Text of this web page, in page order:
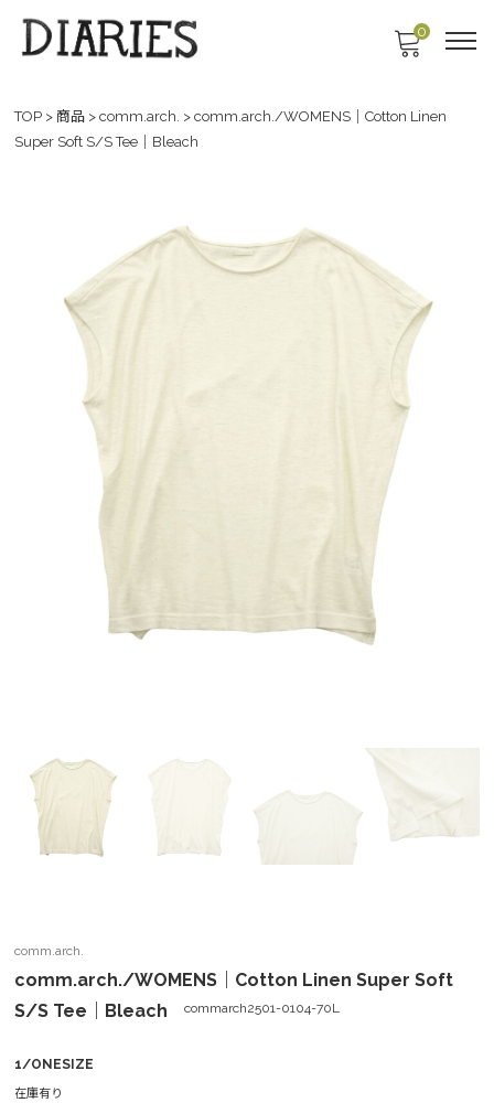
0
TOP > 商品 > comm.arch. > comm.arch./WOMENS｜Cotton Linen
Super Soft S/S Tee｜Bleach
comm.arch.
comm.arch./WOMENS｜Cotton Linen Super Soft
S/S Tee｜Bleach
commarch2501-0104-70L
1/ONESIZE
在庫有り